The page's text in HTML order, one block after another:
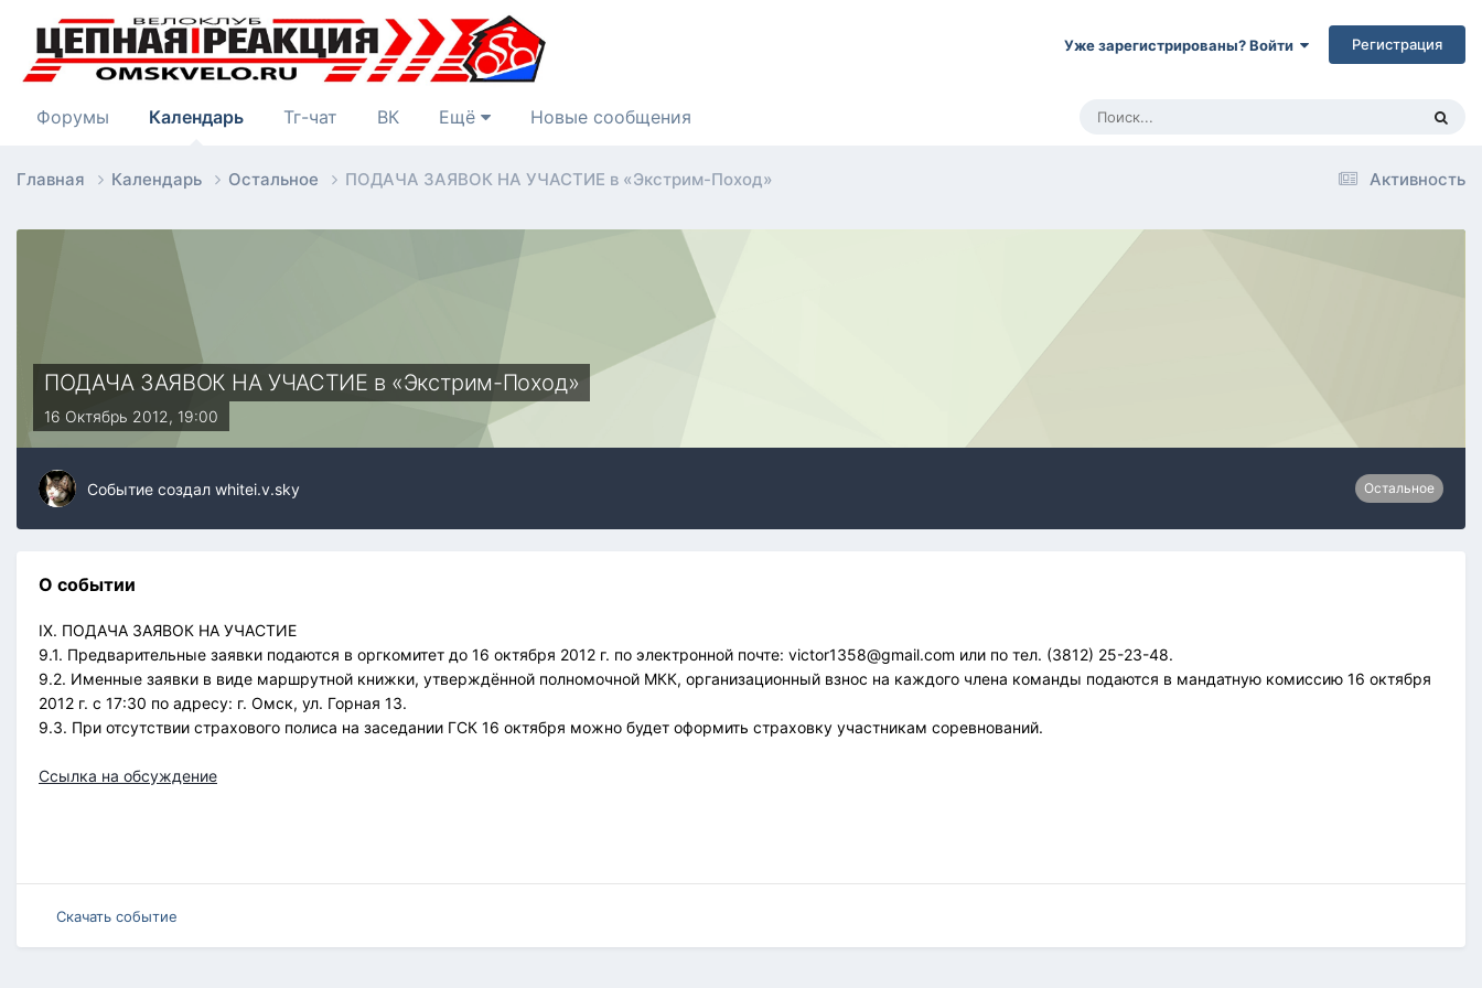
Уже зарегистрированы? Войти Регистрация
Форумы Календарь Тг-чат ВК Ещё Новые сообщения
Активность
Главная Календарь Остальное ПОДАЧА ЗАЯВОК НА УЧАСТИЕ в «Экстрим-Поход»
ПОДАЧА ЗАЯВОК НА УЧАСТИЕ в «Экстрим-Поход»
16 Октябрь 2012, 19:00
Событие создал whitei.v.sky Остальное
О событии
IX. ПОДАЧА ЗАЯВОК НА УЧАСТИЕ
9.1. Предварительные заявки подаются в оргкомитет до 16 октября 2012 г. по электронной почте: victor1358@gmail.com или по тел. (3812) 25-23-48.
9.2. Именные заявки в виде маршрутной книжки, утверждённой полномочной МКК, организационный взнос на каждого члена команды подаются в мандатную комиссию 16 октября
2012 г. с 17:30 по адресу: г. Омск, ул. Горная 13.
9.3. При отсутствии страхового полиса на заседании ГСК 16 октября можно будет оформить страховку участникам соревнований.
Ссылка на обсуждение
Скачать событие